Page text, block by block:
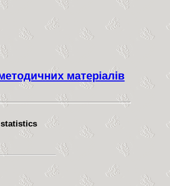
матеріалів
statistics